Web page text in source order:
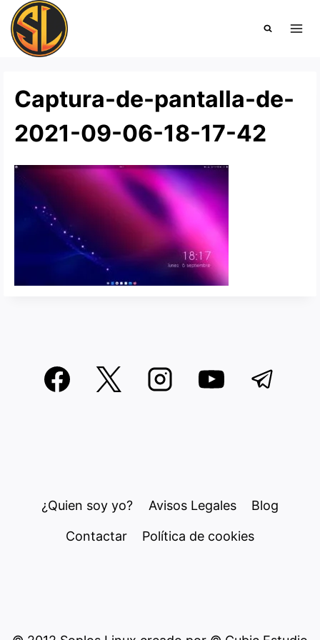
Saltar
contenido
Captura-de-pantalla-de-
2021-09-06-18-17-42
¿Quien soy yo? Avisos Legales Blog
Contactar Política de cookies